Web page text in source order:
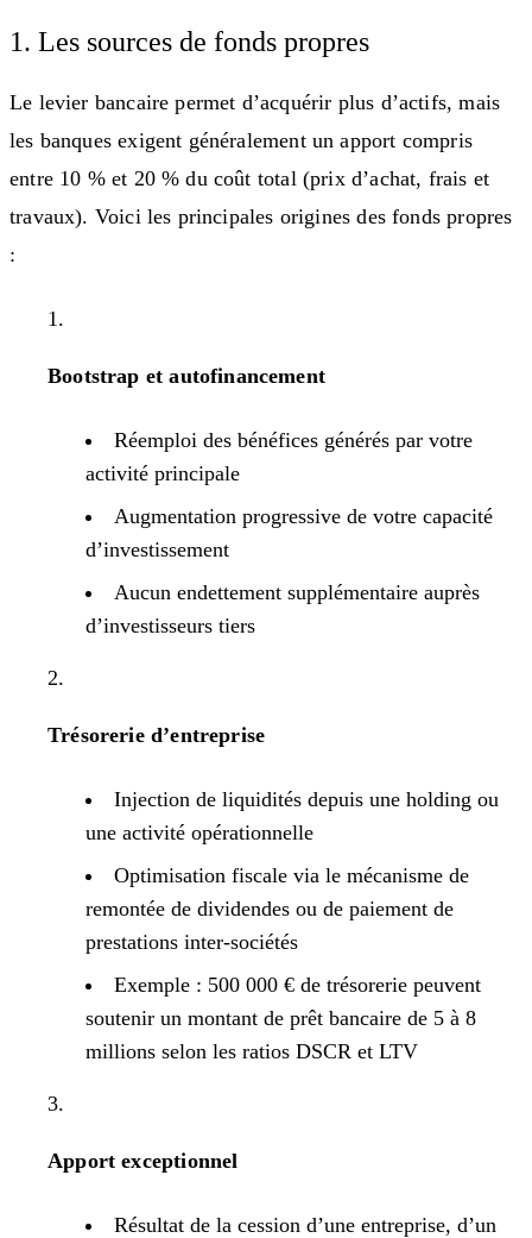
1. Les sources de fonds propres
Le levier bancaire permet d’acquérir plus d’actifs, mais
les banques exigent généralement un apport compris
entre 10 % et 20 % du coût total (prix d’achat, frais et
travaux). Voici les principales origines des fonds propres
:
Bootstrap et autofinancement
Réemploi des bénéfices générés par votre
activité principale
Augmentation progressive de votre capacité
d’investissement
Aucun endettement supplémentaire auprès
d’investisseurs tiers
Trésorerie d’entreprise
Injection de liquidités depuis une holding ou
une activité opérationnelle
Optimisation fiscale via le mécanisme de
remontée de dividendes ou de paiement de
prestations inter-sociétés
Exemple : 500 000 € de trésorerie peuvent
soutenir un montant de prêt bancaire de 5 à 8
millions selon les ratios DSCR et LTV
Apport exceptionnel
Résultat de la cession d’une entreprise, d’un